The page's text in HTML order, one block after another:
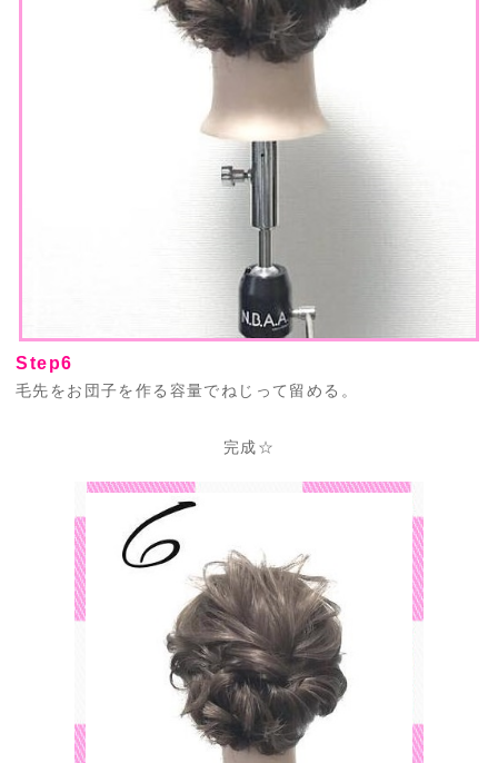
Step6
毛先をお団子を作る容量でねじって留める。
完成☆